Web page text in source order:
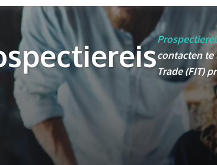
contacten te
Trade (FIT)